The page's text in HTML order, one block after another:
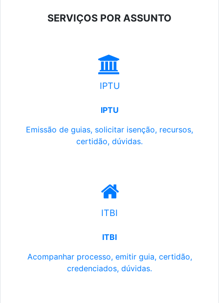
SERVIÇOS POR ASSUNTO
IPTU
IPTU
Emissão de guias, solicitar isenção, recursos,
certidão, dúvidas.
ITBI
ITBI
Acompanhar processo, emitir guia, certidão,
credenciados, dúvidas.